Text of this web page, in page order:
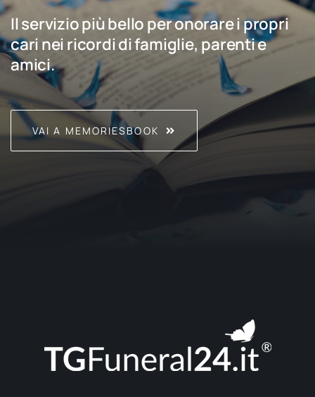
Il servizio più bello per onorare i propri
cari nei ricordi di famiglie, parenti e
amici.
VAI A MEMORIESBOOK